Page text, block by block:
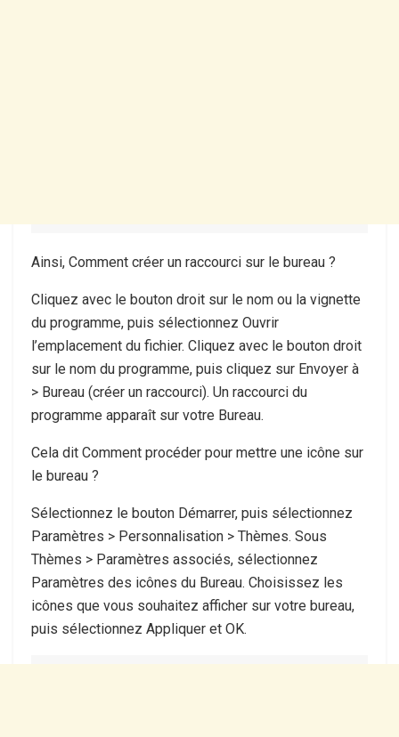
Ainsi, Comment créer un raccourci sur le bureau ?
Cliquez avec le bouton droit sur le nom ou la vignette
du programme, puis sélectionnez Ouvrir
l’emplacement du fichier. Cliquez avec le bouton droit
sur le nom du programme, puis cliquez sur Envoyer à
> Bureau (créer un raccourci). Un raccourci du
programme apparaît sur votre Bureau.
Cela dit Comment procéder pour mettre une icône sur
le bureau ?
Sélectionnez le bouton Démarrer, puis sélectionnez
Paramètres > Personnalisation > Thèmes. Sous
Thèmes > Paramètres associés, sélectionnez
Paramètres des icônes du Bureau. Choisissez les
icônes que vous souhaitez afficher sur votre bureau,
puis sélectionnez Appliquer et OK.